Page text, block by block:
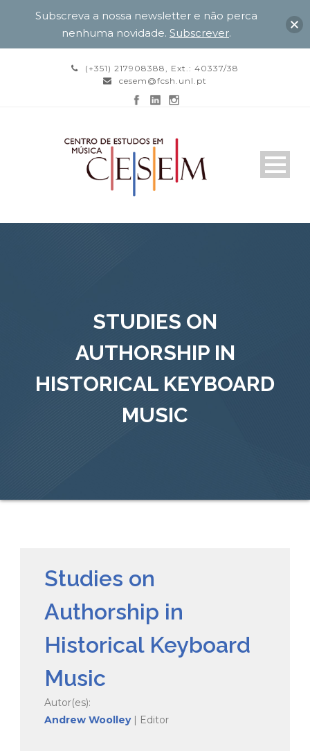
(+351) 217908388, Ext.: 40337/38
cesem@fcsh.unl.pt
STUDIES ON
AUTHORSHIP IN
HISTORICAL KEYBOARD
MUSIC
Studies on
Authorship in
Historical Keyboard
Music
Autor(es):
Andrew Woolley | Editor
Subscreva a nossa newsletter e não perca
nenhuma novidade. Subscrever.